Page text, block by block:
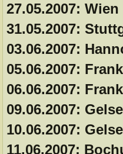
27.05.2007: Wien
31.05.2007:
03.06.2007:
05.06.2007:
06.06.2007:
09.06.2007:
10.06.2007:
11.06.2007: